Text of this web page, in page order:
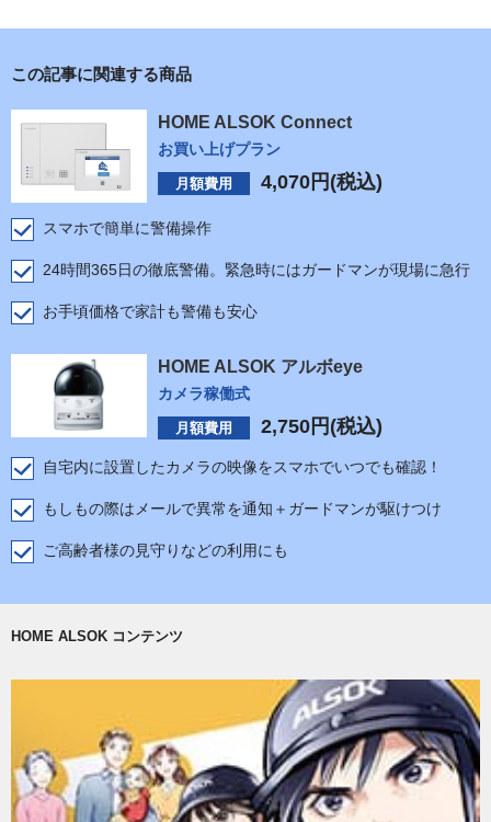
この記事に関連する商品
HOME ALSOK Connect
お買い上げプラン
月額費用 4,070 円(税込)
スマホで簡単に警備操作
24時間365日の徹底警備。緊急時にはガードマンが現場に急行
お手頃価格で家計も警備も安心
HOME ALSOK アルボeye
カメラ稼働式
月額費用 2,750 円(税込)
自宅内に設置したカメラの映像をスマホでいつでも確認！
もしもの際はメールで異常を通知＋ガードマンが駆けつけ
ご高齢者様の見守りなどの利用にも
HOME ALSOK コンテンツ